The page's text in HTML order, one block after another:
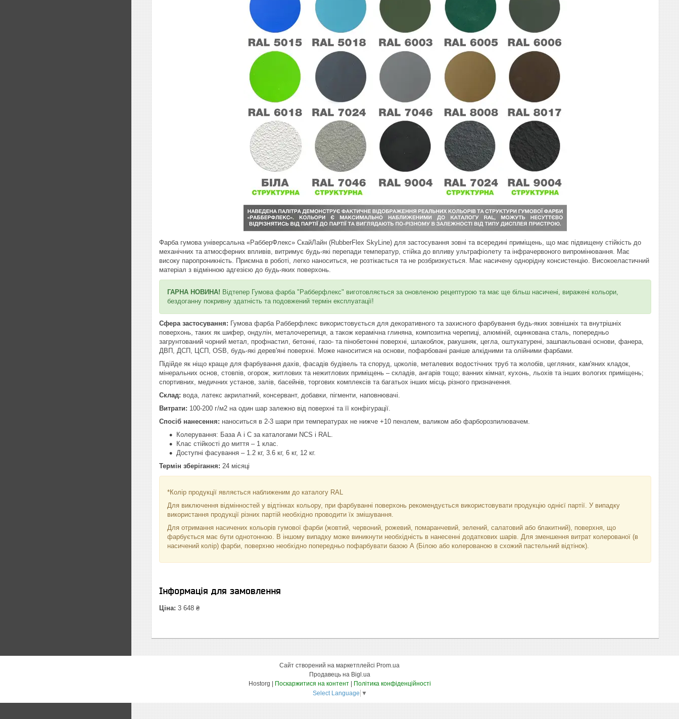
Фарба гумова універсальна «РабберФлекс» СкайЛайн (RubberFlex SkyLine) для застосування зовні та всередині приміщень, що має підвищену стійкість до
механічних та атмосферних впливів, витримує будь-які перепади температур, стійка до впливу ультрафіолету та інфрачервоного випромінювання. Має
високу паропроникність. Приємна в роботі, легко наноситься, не розтікається та не розбризкується. Має насичену однорідну консистенцію. Високоеластичний
матеріал з відмінною адгезією до будь-яких поверхонь.
ГАРНА НОВИНА! Відтепер Гумова фарба "Рабберфлекс" виготовляється за оновленою рецептурою та має ще більш насичені, виражені кольори,
бездоганну покривну здатність та подовжений термін експлуатації!
Сфера застосування: Гумова фарба Рабберфлекс використовується для декоративного та захисного фарбування будь-яких зовнішніх та внутрішніх
поверхонь, таких як шифер, ондулін, металочерепиця, а також керамічна глиняна, композитна черепиці, алюміній, оцинкована сталь, попередньо
загрунтований чорний метал, профнастил, бетонні, газо- та пінобетонні поверхні, шлакоблок, ракушняк, цегла, оштукатурені, зашпакльовані основи, фанера,
ДВП, ДСП, ЦСП, OSB, будь-які дерев'яні поверхні. Може наноситися на основи, пофарбовані раніше алкідними та олійними фарбами.
Підійде як ніщо краще для фарбування дахів, фасадів будівель та споруд, цоколів, металевих водостічних труб та жолобів, цегляних, кам'яних кладок,
мінеральних основ, стовпів, огорож, житлових та нежитлових приміщень – складів, ангарів тощо; ванних кімнат, кухонь, льохів та інших вологих приміщень;
спортивних, медичних установ, залів, басейнів, торгових комплексів та багатьох інших місць різного призначення.
Склад: вода, латекс акрилатний, консервант, добавки, пігменти, наповнювачі.
Витрати: 100-200 г/м2 на один шар залежно від поверхні та її конфігурації.
Спосіб нанесення: наноситься в 2-3 шари при температурах не нижче +10 пензлем, валиком або фарборозпилювачем.
Колерування: База А і С за каталогами NCS і RAL.
Клас стійкості до миття – 1 клас.
Доступні фасування – 1.2 кг, 3.6 кг, 6 кг, 12 кг.
Термін зберігання: 24 місяці
*Колір продукції являється наближеним до каталогу RAL
Для виключення відмінностей у відтінках кольору, при фарбуванні поверхонь рекомендується використовувати продукцію однієї партії. У випадку
використання продукції різних партій необхідно проводити їх змішування.
Для отримання насичених кольорів гумової фарби (жовтий, червоний, рожевий, помаранчевий, зелений, салатовий або блакитний), поверхня, що
фарбується має бути однотонною. В іншому випадку може виникнути необхідність в нанесенні додаткових шарів. Для зменшення витрат колерованої (в
насичений колір) фарби, поверхню необхідно попередньо пофарбувати базою А (Білою або колерованою в схожий пастельний відтінок).
Інформація для замовлення
Ціна: 3 648 ₴
Сайт створений на маркетплейсі Prom.ua
Продавець на Bigl.ua
Поскаржитися на контент
Політика конфіденційності
Select Language ▼